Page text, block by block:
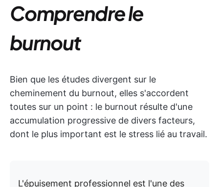
Comprendre le
burnout
Bien que les études divergent sur le
cheminement du burnout, elles s'accordent
toutes sur un point : le burnout résulte d'une
accumulation progressive de divers facteurs,
dont le plus important est le stress lié au travail.
L'épuisement professionnel est l'une des